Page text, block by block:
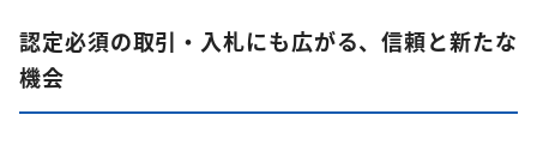
認定必須の取引・入札にも広がる、信頼と新たな
機会